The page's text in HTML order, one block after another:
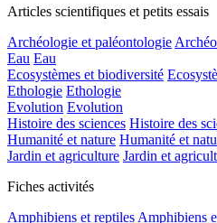
Articles scientifiques et petits essais
Archéologie et paléontologie
Eau Eau
Ecosystèmes et biodiversité
Ethologie Ethologie
Evolution Evolution
Histoire des sciences Histoire des
Humanité et nature Humanité et
Jardin et agriculture Jardin et
Fiches activités
Amphibiens et reptiles Amphibiens